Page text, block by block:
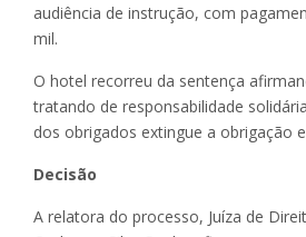
audiência de instrução, com
mil.
O hotel recorreu da sentença
tratando de responsabilidade
dos obrigados extingue a obrigação
Decisão
A relatora do processo, Juíza de